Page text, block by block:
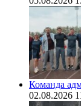
Команда
02.08.2026